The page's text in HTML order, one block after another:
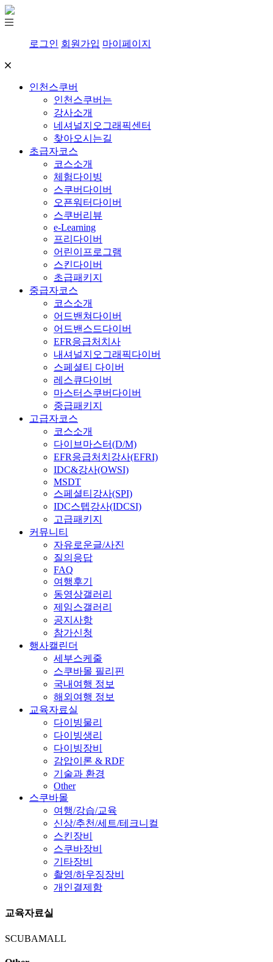
로그인 회원가입 마이페이지
인천스쿠버
인천스쿠버는
강사소개
네셔널지오그래픽센터
찾아오시는길
초급자코스
코스소개
체험다이빙
스쿠버다이버
오픈워터다이버
스쿠버리뷰
e-Learning
프리다이버
어린이프로그램
스킨다이버
초급패키지
중급자코스
코스소개
어드밴쳐다이버
어드밴스드다이버
EFR응급처치사
내셔널지오그래픽다이버
스페셜티 다이버
레스큐다이버
마스터스쿠버다이버
중급패키지
고급자코스
코스소개
다이브마스터(D/M)
EFR응급처치강사(EFRI)
IDC&강사(OWSI)
MSDT
스페셜티강사(SPI)
IDC스텝강사(IDCSI)
고급패키지
커뮤니티
자유로운글/사진
질의응답
FAQ
여행후기
동영상갤러리
제임스갤러리
공지사항
참가신청
행사캘린더
세부스케줄
스쿠바몰 필리핀
국내여행 정보
해외여행 정보
교육자료실
다이빙물리
다이빙생리
다이빙장비
감압이론 & RDF
기술과 환경
Other
스쿠바몰
여행/강습/교육
신상/추천/세트/테크니컬
스킨장비
스쿠바장비
기타장비
촬영/하우징장비
개인결제함
교육자료실
SCUBAMALL